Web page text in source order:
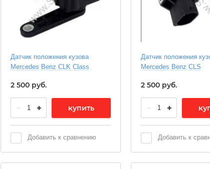
Датчик положения кузова
Mercedes Benz CLK Class
2 500 руб.
купить
Добавить к сравнению
Датчик положения
Mercedes Benz CLS
2 500руб.
Добавить к